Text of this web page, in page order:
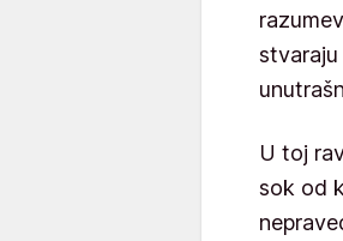
stvaraju
U toj
sok od